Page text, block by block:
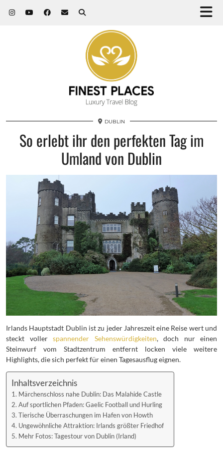
DUBLIN
So erlebt ihr den perfekten Tag im
Umland von Dublin
Irlands Hauptstadt Dublin ist zu jeder Jahreszeit eine Reise wert und
steckt voller spannender Sehenswürdigkeiten, doch nur einen
Steinwurf vom Stadtzentrum entfernt locken viele weitere
Highlights, die sich perfekt für einen Tagesausflug eignen.
Inhaltsverzeichnis
Märchenschloss nahe Dublin: Das Malahide Castle
Auf sportlichen Pfaden: Gaelic Football und Hurling
Tierische Überraschungen im Hafen von Howth
Ungewöhnliche Attraktion: Irlands größter Friedhof
Mehr Fotos: Tagestour von Dublin (Irland)